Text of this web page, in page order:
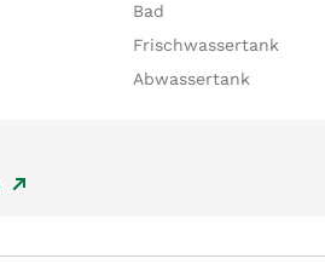
Bad
Frischwassertank
Abwassertank